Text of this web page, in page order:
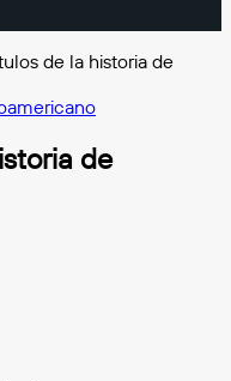
de la historia de
de